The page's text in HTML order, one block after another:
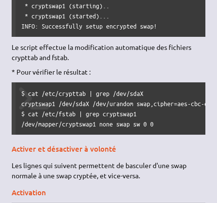
* cryptswap1 (starting)..
* cryptswap1 (started)...
INFO: Successfully setup encrypted swap!
Le script effectue la modification automatique des fichiers
crypttab and fstab.
* Pour vérifier le résultat :
$ cat /etc/crypttab | grep /dev/sdaX
cryptswap1 /dev/sdaX /dev/urandom swap,cipher=aes-cbc-
$ cat /etc/fstab | grep cryptswap1
/dev/mapper/cryptswap1 none swap sw 0 0
Activer et désactiver à volonté
Les lignes qui suivent permettent de basculer d'une swap
normale à une swap cryptée, et vice-versa.
Activation